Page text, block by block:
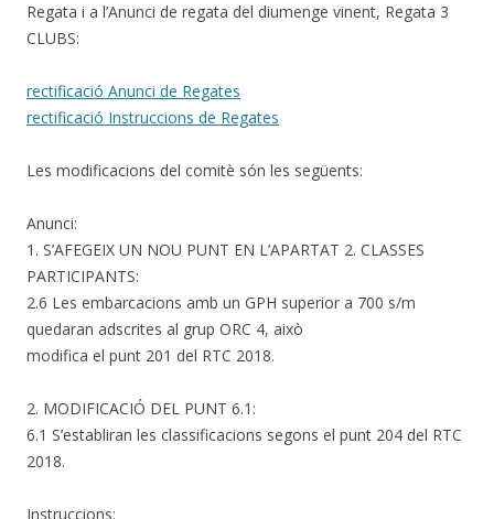
Regata i a l’Anunci de regata del diumenge vinent, Regata 3
CLUBS:
rectificació Anunci de Regates
rectificació Instruccions de Regates
Les modificacions del comitè són les següents:
Anunci:
1. S’AFEGEIX UN NOU PUNT EN L’APARTAT 2. CLASSES
PARTICIPANTS:
2.6 Les embarcacions amb un GPH superior a 700 s/m
quedaran adscrites al grup ORC 4, això
modifica el punt 201 del RTC 2018.
2. MODIFICACIÓ DEL PUNT 6.1:
6.1 S’establiran les classificacions segons el punt 204 del RTC
2018.
Instruccions: